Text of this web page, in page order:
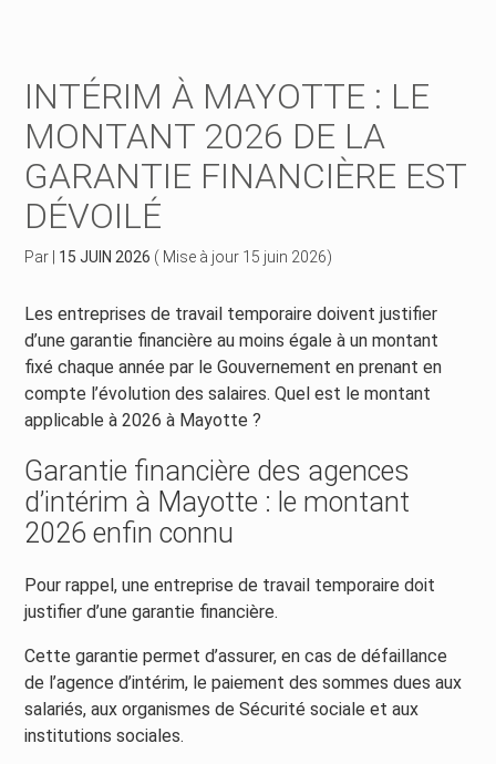
Développer votre entreprise
Construire votre patrimoine
Gérer vos ressources humaines
Dématérialiser vos documents
INTÉRIM À MAYOTTE : LE
MONTANT 2026 DE LA
GARANTIE FINANCIÈRE EST
DÉVOILÉ
Par 15 JUIN 2026 ( Mise à jour 15 juin 2026)
Les entreprises de travail temporaire doivent justifier
d’une garantie financière au moins égale à un montant
fixé chaque année par le Gouvernement en prenant en
compte l’évolution des salaires. Quel est le montant
applicable à 2026 à Mayotte ?
Garantie financière des agences
d’intérim à Mayotte : le montant
2026 enfin connu
Pour rappel, une entreprise de travail temporaire doit
justifier d’une garantie financière.
Cette garantie permet d’assurer, en cas de défaillance
de l’agence d’intérim, le paiement des sommes dues aux
salariés, aux organismes de Sécurité sociale et aux
institutions sociales.